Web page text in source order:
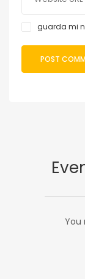
guarda mi
You